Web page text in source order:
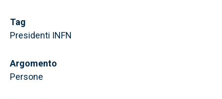
Tag
Presidenti INFN
Argomento
Persone